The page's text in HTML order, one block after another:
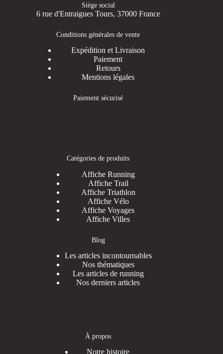
Siège social
6 rue d'Entraigues Tours, 37000 France
Conditions générales de vente
Expédition et Livraison
Paiement
Retours
Mentions légales
Paiement sécurisé
Catégories de produits
Affiche Running
Affiche Trail
Affiche Triathlon
Affiche Vélo
Affiche Voyages
Affiche Villes
Blog
Les articles incontournables
Nos thématiques
Les articles de running
Nos derniers articles
À propos
Notre histoire